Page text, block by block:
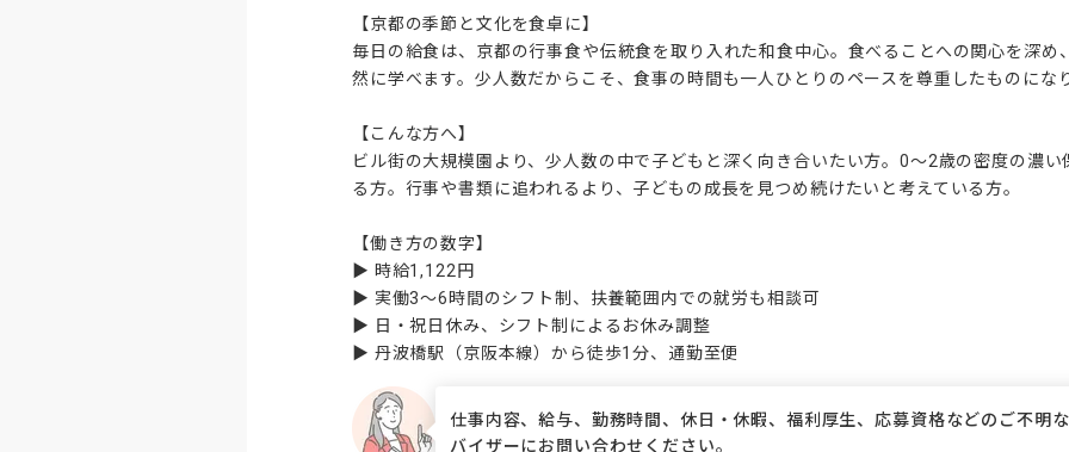
【京都の季節と文化を食卓に】
毎日の給食は、京都の行事食や伝統食を取り入れた和食中心。食べることへの関心を深め
然に学べます。少人数だからこそ、食事の時間も一人ひとりのペースを尊重したものにな
【こんな方へ】
ビル街の大規模園より、少人数の中で子どもと深く向き合いたい方。0～2歳の密度の濃
る方。行事や書類に追われるより、子どもの成長を見つめ続けたいと考えている方。
【働き方の数字】
▶ 時給1,122円
▶ 実働3～6時間のシフト制、扶養範囲内での就労も相談可
▶ 日・祝日休み、シフト制によるお休み調整
▶ 丹波橋駅（京阪本線）から徒歩1分、通勤至便
仕事内容、給与、勤務時間、休日・休暇、福利厚生、応募資格などのご不明
バイザーにお問い合わせください。